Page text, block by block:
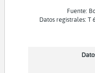
Fuente:
Datos registrales: T